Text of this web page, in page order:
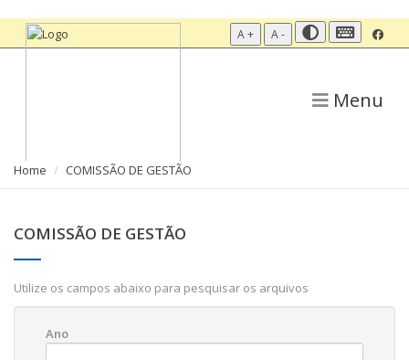
A + A -
Menu
Home COMISSÃO DE GESTÃO
COMISSÃO DE GESTÃO
Utilize os campos abaixo para pesquisar os arquivos
Ano